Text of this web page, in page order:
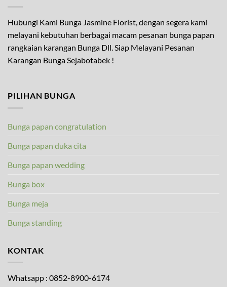
Hubungi Kami Bunga Jasmine Florist, dengan segera kami
melayani kebutuhan berbagai macam pesanan bunga papan
rangkaian karangan Bunga Dll. Siap Melayani Pesanan
Karangan Bunga Sejabotabek !
PILIHAN BUNGA
Bunga papan congratulation
Bunga papan duka cita
Bunga papan wedding
Bunga box
Bunga meja
Bunga standing
KONTAK
Whatsapp : 0852-8900-6174